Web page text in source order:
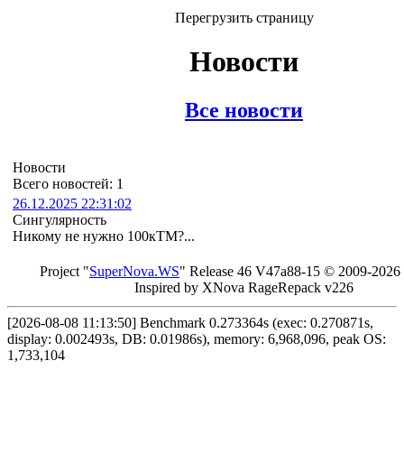
Перегрузить страницу
Новости
Все новости
Новости
Всего новостей: 1
26.12.2025 22:31:02
Сингулярность
Никому не нужно 100кТМ?...
Project "SuperNova.WS" Release 46 V47a88-15 © 2009-2026
Inspired by XNova RageRepack v226
[2026-08-08 11:13:50] Benchmark 0.273364s (exec: 0.270871s,
display: 0.002493s, DB: 0.01986s), memory: 6,968,096, peak OS:
1,733,104